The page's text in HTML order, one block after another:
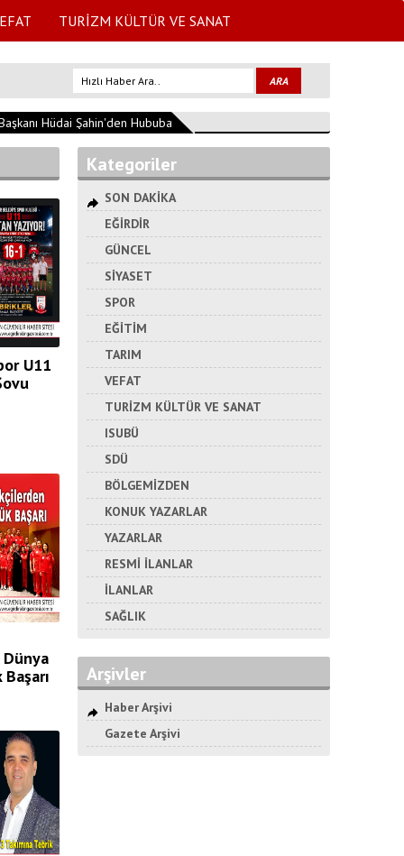
TURİZM KÜLTÜR VE SANAT
Hüdai Şahin'den Hububat Sezonu Mesajı
U11
Kategoriler
SON DAKİKA
EĞİRDİR
GÜNCEL
SİYASET
SPOR
EĞİTİM
TARIM
VEFAT
TURİZM KÜLTÜR VE SANAT
ISUBÜ
SDÜ
BÖLGEMİZDEN
KONUK YAZARLAR
YAZARLAR
RESMİ İLANLAR
İLANLAR
SAĞLIK
Arşivler
Haber Arşivi
Gazete Arşivi